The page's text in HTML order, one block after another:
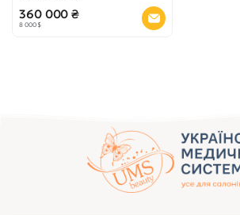
360 000 ₴
8 000 $